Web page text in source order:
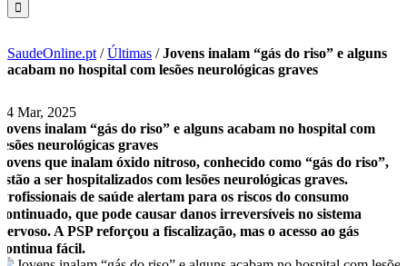
SaudeOnline.pt /Últimas /Jovens inalam “gás do riso” e alguns
acabam no hospital com lesões neurológicas graves
24 Mar, 2025
Jovens inalam “gás do riso” e alguns acabam no hospital com
lesões neurológicas graves
Jovens que inalam óxido nitroso, conhecido como “gás do riso”,
estão a ser hospitalizados com lesões neurológicas graves.
Profissionais de saúde alertam para os riscos do consumo
continuado, que pode causar danos irreversíveis no sistema
nervoso. A PSP reforçou a fiscalização, mas o acesso ao gás
continua fácil.